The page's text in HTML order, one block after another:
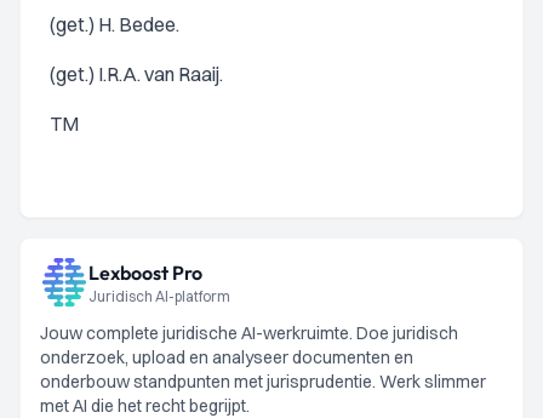
(get.) H. Bedee.
(get.) I.R.A. van Raaij.
TM
Lexboost Pro
Juridisch AI-platform
Jouw complete juridische AI-werkruimte. Doe juridisch
onderzoek, upload en analyseer documenten en
onderbouw standpunten met jurisprudentie. Werk slimmer
met AI die het recht begrijpt.